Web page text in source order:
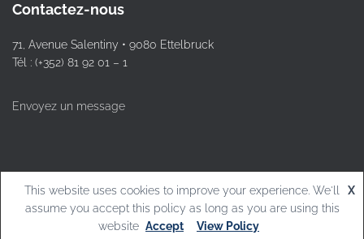
Contactez-nous
71, Avenue Salentiny • 9080 Ettelbruck
Tél : (+352) 81 92 01 – 1
Envoyez un message
© L.T.Ettelbruck
This website uses cookies to improve your experience. We'll
assume you accept this policy as long as you are using this
website
X
Accept View Policy